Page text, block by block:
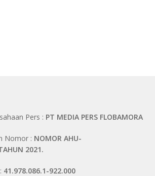
Pers : PT MEDIA PERS FLOBAMORA
Nomor : NOMOR AHU-
2021.
41.978.086.1-922.000